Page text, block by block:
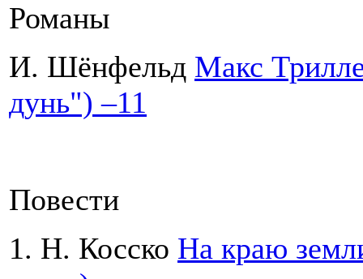
Романы
И. Шёнфельд Макс
дунь") –11
Повести
1. Н. Косско На краю